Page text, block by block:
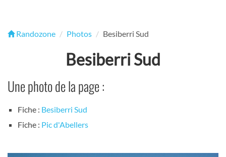
Randozone Photos Besiberri Sud
Besiberri Sud
Une photo de la page :
Fiche : Besiberri Sud
Fiche : Pic d'Abellers